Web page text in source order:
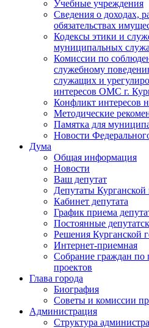
Учебные учреждения
Сведения о доходах,
обязательствах
Кодексы этики и
муниципальных
Комиссии по
служебному
служащих и
интересов ОМС г.
Конфликт интересов
Методические
Памятка для
Новости
Дума
Общая информация
Новости
Ваш депутат
Депутаты
Кабинет депутата
График приема
Постоянные
Решения Курганской
Интернет-приемная
Собрание граждан
проектов
Глава города
Биография
Советы и комиссии
Администрация
Структура